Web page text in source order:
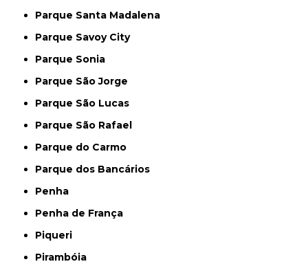
Parque Santa Madalena
Parque Savoy City
Parque Sonia
Parque São Jorge
Parque São Lucas
Parque São Rafael
Parque do Carmo
Parque dos Bancários
Penha
Penha de França
Piqueri
Pirambóia